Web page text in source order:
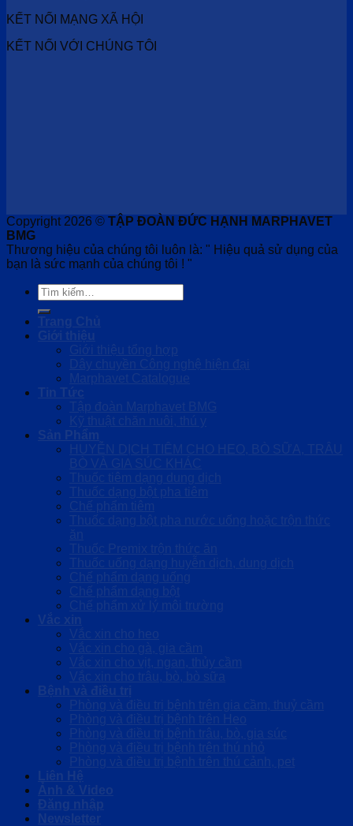
KẾT NỐI MẠNG XÃ HỘI
KẾT NỐI VỚI CHÚNG TÔI
Copyright 2026 © TẬP ĐOÀN ĐỨC HẠNH MARPHAVET
BMG
Thương hiệu của chúng tôi luôn là: " Hiệu quả sử dụng của
bạn là sức mạnh của chúng tôi ! "
Tìm
kiếm:
Trang Chủ
Giới thiệu
Giới thiệu tổng hợp
Dây chuyền Công nghệ hiện đại
Marphavet Catalogue
Tin Tức
Tập đoàn Marphavet BMG
Kỹ thuật chăn nuôi, thú y
Sản Phẩm
HUYỄN DỊCH TIÊM CHO HEO, BÒ SỮA, TRÂU
BÒ VÀ GIA SÚC KHÁC
Thuốc tiêm dạng dung dịch
Thuốc dạng bột pha tiêm
Chế phẩm tiêm
Thuốc dạng bột pha nước uống hoặc trộn thức
ăn
Thuốc Premix trộn thức ăn
Thuốc uống dạng huyễn dịch, dung dịch
Chế phẩm dạng uống
Chế phẩm dạng bột
Chế phẩm xử lý môi trường
Vắc xin
Vắc xin cho heo
Vắc xin cho gà, gia cầm
Vắc xin cho vịt, ngan, thủy cầm
Vắc xin cho trâu, bò, bò sữa
Bệnh và điều trị
Phòng và điều trị bệnh trên gia cầm, thuỷ cầm
Phòng và điều trị bệnh trên Heo
Phòng và điều trị bệnh trâu, bò, gia súc
Phòng và điều trị bệnh trên thú nhỏ
Phòng và điều trị bệnh trên thú cảnh, pet
Liên Hệ
Ảnh & Video
Đăng nhập
Newsletter